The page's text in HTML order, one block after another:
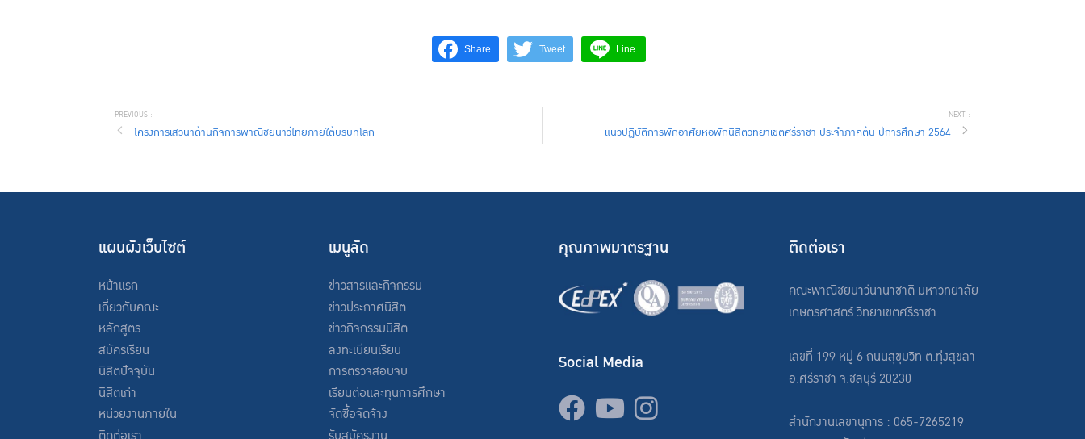
Share Tweet Line
โครงการเสวนาด้านกิจการพาณิชยนาวีไทยภายใต้บริบทโลก แนวปฏิบัติการพักอาศัยหอพักนิสิตวิทยาเขตศรีราชา ประจำภาคต้น ปีการศึกษา 2564
แผนผังเว็บไซต์
หน้าแรก
เกี่ยวกับคณะ
หลักสูตร
สมัครเรียน
นิสิตปัจจุบัน
นิสิตเก่า
หน่วยงานภายใน
เมนูลัด
ข่าวสารและกิจกรรม
ข่าวประกาศนิสิต
ข่าวกิจกรรมนิสิต
ลงทะเบียนเรียน
การตรวจสอบจบ
เรียนต่อและทุนการศึกษา
จัดซื้อจัดจ้าง
คุณภาพมาตรฐาน
Social Media
ติดต่อเรา
คณะพาณิชยนาวีนานาชาติ มหาวิทยาลัย
เกษตรศาสตร์ วิทยาเขตศรีราชา
เลขที่ 199 หมู่ 6 ถนนสุขุมวิท ต.ทุ่งสุขลา
อ.ศรีราชา จ.ชลบุรี 20230
สำนักงานเลขานุการ : 065-7265219